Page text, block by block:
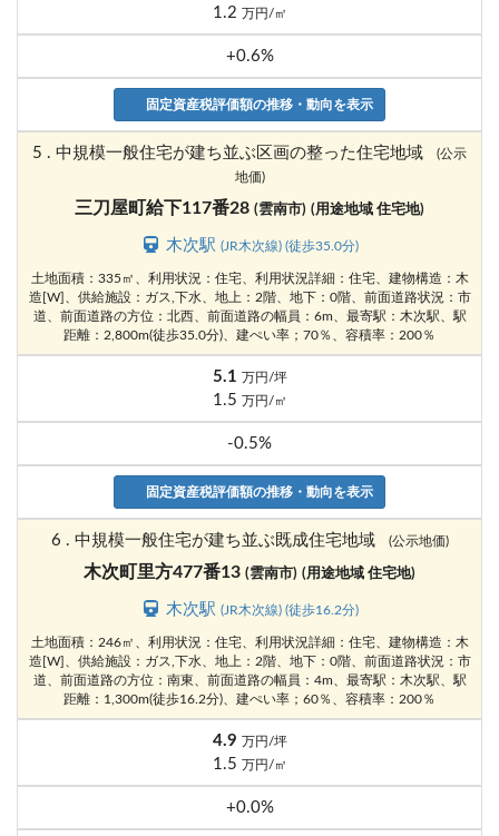
1.2 万円/㎡
+0.6%
固定資産税評価額の推移・動向を表示
5 . 中規模一般住宅が建ち並ぶ区画の整った住宅地域
(公示
地価)
三刀屋町給下117番28 (雲南市) (用途地域 住宅地)
木次駅(JR木次線) (徒歩35.0分)
土地面積：335㎡、利用状況：住宅、利用状況詳細：住宅、建物構造：木
造[W]、供給施設：ガス,下水、地上：2階、地下：0階、前面道路状況：市
道、前面道路の方位：北西、前面道路の幅員：6m、最寄駅：木次駅、駅
距離：2,800m(徒歩35.0分)、建ぺい率；70％、容積率：200％
5.1 万円/坪
1.5 万円/㎡
-0.5%
固定資産税評価額の推移・動向を表示
6 . 中規模一般住宅が建ち並ぶ既成住宅地域 (公示地価)
木次町里方477番13 (雲南市) (用途地域 住宅地)
木次駅(JR木次線) (徒歩16.2分)
土地面積：246㎡、利用状況：住宅、利用状況詳細：住宅、建物構造：木
造[W]、供給施設：ガス,下水、地上：2階、地下：0階、前面道路状況：市
道、前面道路の方位：南東、前面道路の幅員：4m、最寄駅：木次駅、駅
距離：1,300m(徒歩16.2分)、建ぺい率；60％、容積率：200％
4.9 万円/坪
1.5 万円/㎡
+0.0%